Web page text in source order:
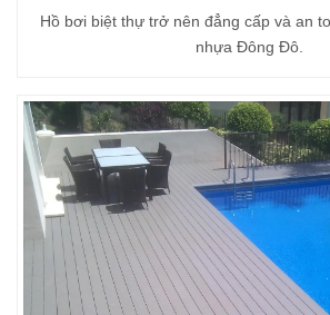
Hồ bơi biệt thự trở nên đẳng cấp và an
nhựa Đông Đô.